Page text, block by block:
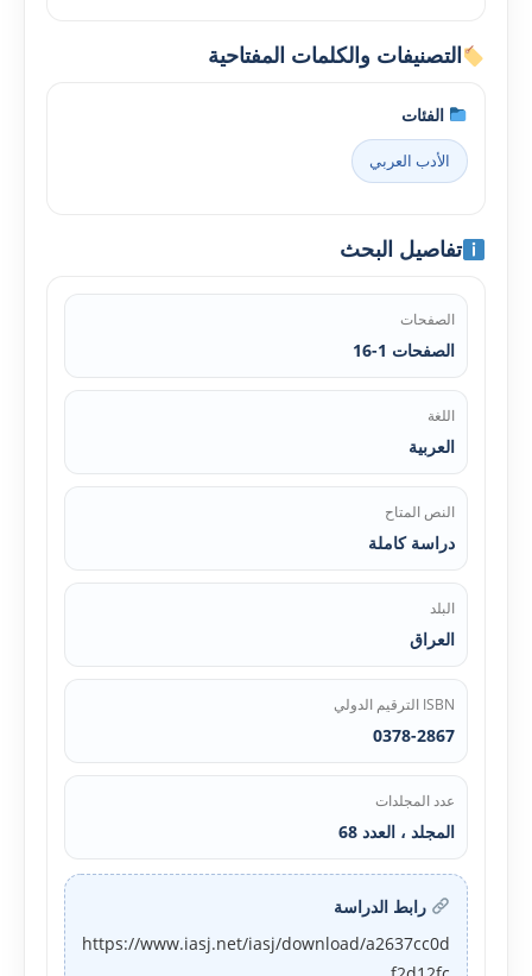
التصنيفات والكلمات المفتاحية
الفئات
الأدب العربي
تفاصيل البحث
الصفحات
الصفحات 1-16
اللغة
العربية
النص المتاح
دراسة كاملة
البلد
العراق
ISBN الترقيم الدولي
0378-2867
عدد المجلدات
المجلد ، العدد 68
رابط الدراسة
https://www.iasj.net/iasj/download/a2637cc0d